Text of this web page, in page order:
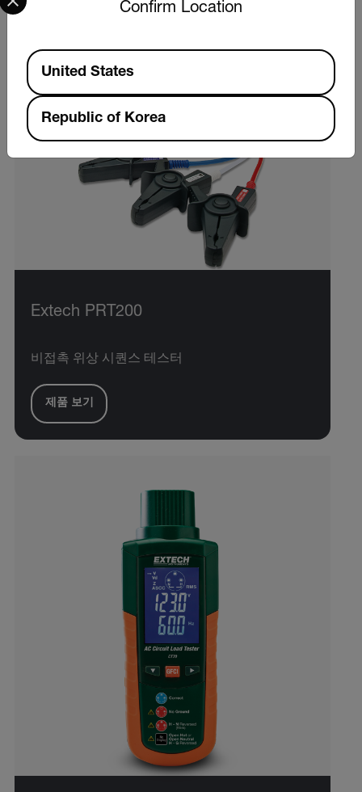
Extech PRT200
비접촉 위상 시퀀스 테스터
제품 보기
Confirm Location
Available Locations
United States
Republic of Korea